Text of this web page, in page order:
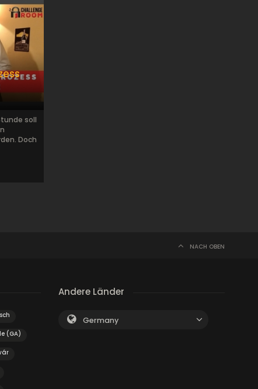
soll
Doch
NACH OBEN
(GA)
Andere Länder
Germany